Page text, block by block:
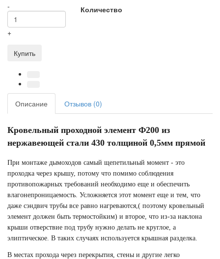
Количество
-
+
Купить
Описание Отзывов (0)
Кровельный проходной элемент Ф200 из
нержавеющей стали 430 толщиной 0,5мм прямой
При монтаже дымоходов самый щепетильный момент - это
проходка через крышу, потому что помимо соблюдения
противопожарных требований необходимо еще и обеспечить
влагонепроницаемость. Усложняется этот момент еще и тем, что
даже сэндвич трубы все равно нагреваются,( поэтому кровельный
элемент должен быть термостойким) и второе, что из-за наклона
крыши отверствие под трубу нужно делать не круглое, а
элиптическое. В таких случаях используется крышная разделка.
В местах прохода через перекрытия, стены и другие легко